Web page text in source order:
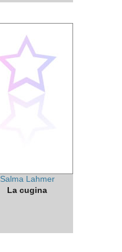
Salma Lahmer
La cugina